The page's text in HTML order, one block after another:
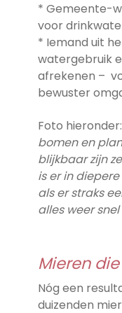
* Gemeente-
voor
* Iemand uit
watergebruik
afrekenen –
bewuster
Foto hieronder:
bomen en
blijkbaar zijn
is er in
als er straks
alles weer
Mieren
Nóg een
duizenden